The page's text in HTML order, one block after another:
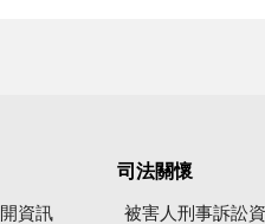
資訊
司法關懷
被害人刑事訴訟